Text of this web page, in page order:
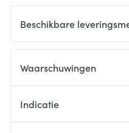
Beschikbare
Waarschuwingen
Indicatie